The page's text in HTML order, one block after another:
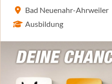
Bad Neuenahr-Ahrweiler
Ausbildung